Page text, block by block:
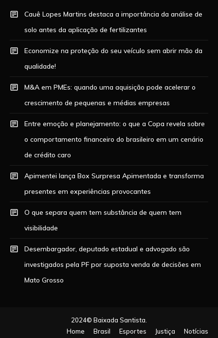
Cauê Lopes Martins destaca a importância da análise de
solo antes da aplicação de fertilizantes
Economize na proteção do seu veículo sem abrir mão da
qualidade!
M&A em PMEs: quando uma aquisição pode acelerar o
crescimento de pequenas e médias empresas
Entre emoção e planejamento: o que a Copa revela sobre
o comportamento financeiro do brasileiro em um cenário
de crédito caro
Apimentei lança Box Surpresa Apimentada e transforma
presentes em experiências provocantes
O que separa quem tem substância de quem tem
visibilidade
Desembargador, deputado estadual e advogado são
investigados pela PF por suposta venda de decisões em
Mato Grosso
2024© Baixada Santista.
Home
Brasil Esportes Justiça Notícias